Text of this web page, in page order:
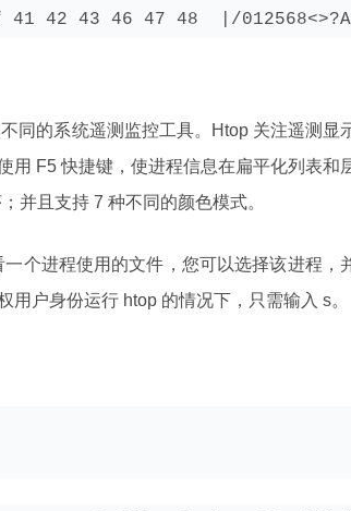
42 43 46 47 48  |/
同的系统遥测监控工具。Htop 关注遥测显
用 F5 快捷键，使进程信息在扁平化列表和
并且支持 7 种不同的颜色模式。
个进程使用的文件，您可以选择该进程，
户身份运行 htop 的情况下，只需输入 s。